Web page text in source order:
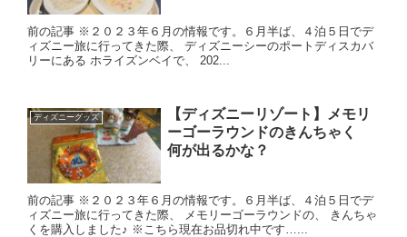
前の記事 ※２０２３年６月の情報です。６月半ば、４泊５日でデ
ィズニー旅に行ってきた際、 ディズニーシーのポートディスカバ
リーにある ホライズンベイで、 202...
ディズニーグッズ
【ディズニーリゾート】メモリ
ーゴーラウンドのきんちゃく
何が出るかな？
前の記事 ※２０２３年６月の情報です。６月半ば、４泊５日でデ
ィズニー旅に行ってきた際、 メモリーゴーラウンドの、 きんちゃ
くを購入しました♪ ※こちら現在お品切れ中です…...